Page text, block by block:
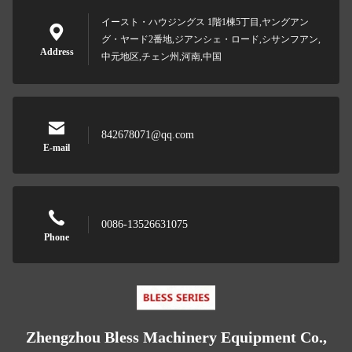
Address
イースト・ハウジングス 1階1棟5丁目,ヤングアン
グ・ヤード2番地,ジアンシェ・ロード,シサンフアン,
中元地区,チェン州,河南,中国
E-mail
842678071@qq.com
Phone
0086-13526631075
Zhengzhou Bless Machinery Equipment Co.,